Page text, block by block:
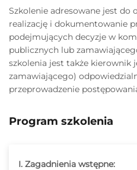
Szkolenie adresowane jest do
realizację i dokumentowanie
podejmujących decyzje w
publicznych lub
szkolenia jest także kierownik
zamawiającego)
przeprowadzenie
Program szkolenia
I. Zagadnienia wstępne: